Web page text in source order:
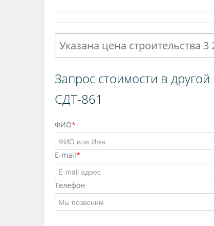
Указана цена строительства 3
Запрос стоимости в
СДТ-861
ФИО*
E-mail*
Телефон